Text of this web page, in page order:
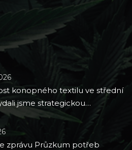
konopného textilu ve střední
jsme strategickou
2026–2035
zprávu Průzkum potřeb